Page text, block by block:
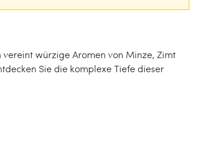
würzige Aromen von Minze, Zimt
Sie die komplexe Tiefe dieser